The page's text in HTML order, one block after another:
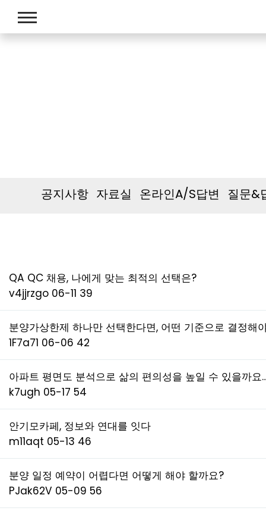
공지사항 자료실 온라인A/S답변 질문&
QA QC 채용, 나에게 맞는 최적의 선택은?
v4jjrzgo 06-11 39
분양가상한제 하나만 선택한다면, 어떤 기준으로 결정해
1F7a71 06-06 42
아파트 평면도 분석으로 삶의 편의성을 높일 수 있을까요
k7ugh 05-17 54
안기모카페, 정보와 연대를 잇다
m11aqt 05-13 46
분양 일정 예약이 어렵다면 어떻게 해야 할까요?
PJak62V 05-09 56